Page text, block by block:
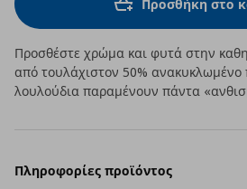
Προσθήκη στο
Προσθέστε χρώμα και φυτά στην
από τουλάχιστον 50% ανακυκλωμένο
λουλούδια παραμένουν πάντα
Πληροφορίες προϊόντος